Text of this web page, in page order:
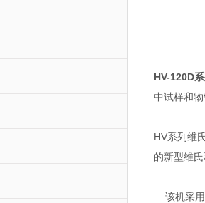
HV-120D
中试样和
HV系列维
的新型维
该机采用